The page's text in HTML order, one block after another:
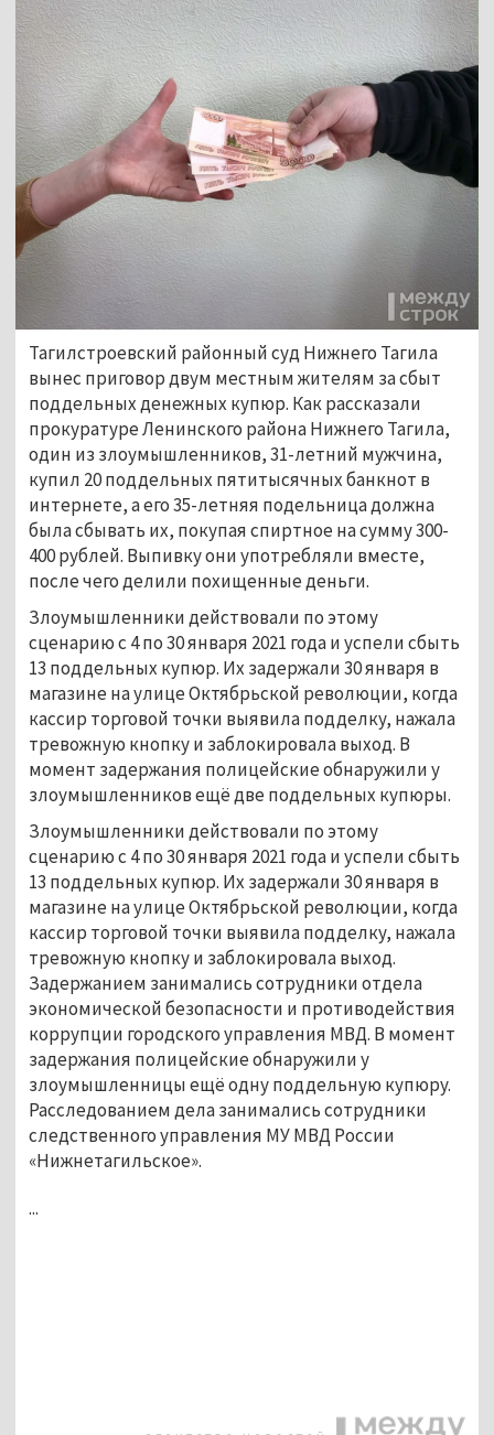
Тагилстроевский районный суд Нижнего Тагила
вынес приговор двум местным жителям за сбыт
поддельных денежных купюр. Как рассказали
прокуратуре Ленинского района Нижнего Тагила,
один из злоумышленников, 31-летний мужчина,
купил 20 поддельных пятитысячных банкнот в
интернете, а его 35-летняя подельница должна
была сбывать их, покупая спиртное на сумму 300-
400 рублей. Выпивку они употребляли вместе,
после чего делили похищенные деньги.
Злоумышленники действовали по этому
сценарию с 4 по 30 января 2021 года и успели сбыть
13 поддельных купюр. Их задержали 30 января в
магазине на улице Октябрьской революции, когда
кассир торговой точки выявила подделку, нажала
тревожную кнопку и заблокировала выход. В
момент задержания полицейские обнаружили у
злоумышленников ещё две поддельных купюры.
Злоумышленники действовали по этому
сценарию с 4 по 30 января 2021 года и успели сбыть
13 поддельных купюр. Их задержали 30 января в
магазине на улице Октябрьской революции, когда
кассир торговой точки выявила подделку, нажала
тревожную кнопку и заблокировала выход.
Задержанием занимались сотрудники отдела
экономической безопасности и противодействия
коррупции городского управления МВД. В момент
задержания полицейские обнаружили у
злоумышленницы ещё одну поддельную купюру.
Расследованием дела занимались сотрудники
следственного управления МУ МВД России
«Нижнетагильское».
...